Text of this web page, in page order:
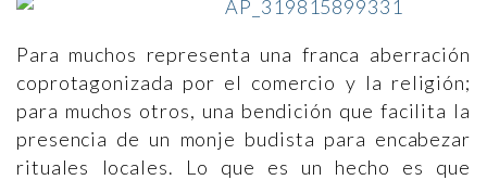
Para muchos representa una franca aberración
coprotagonizada por el comercio y la religión;
para muchos otros, una bendición que facilita la
presencia de un monje budista para encabezar
rituales locales. Lo que es un hecho es que